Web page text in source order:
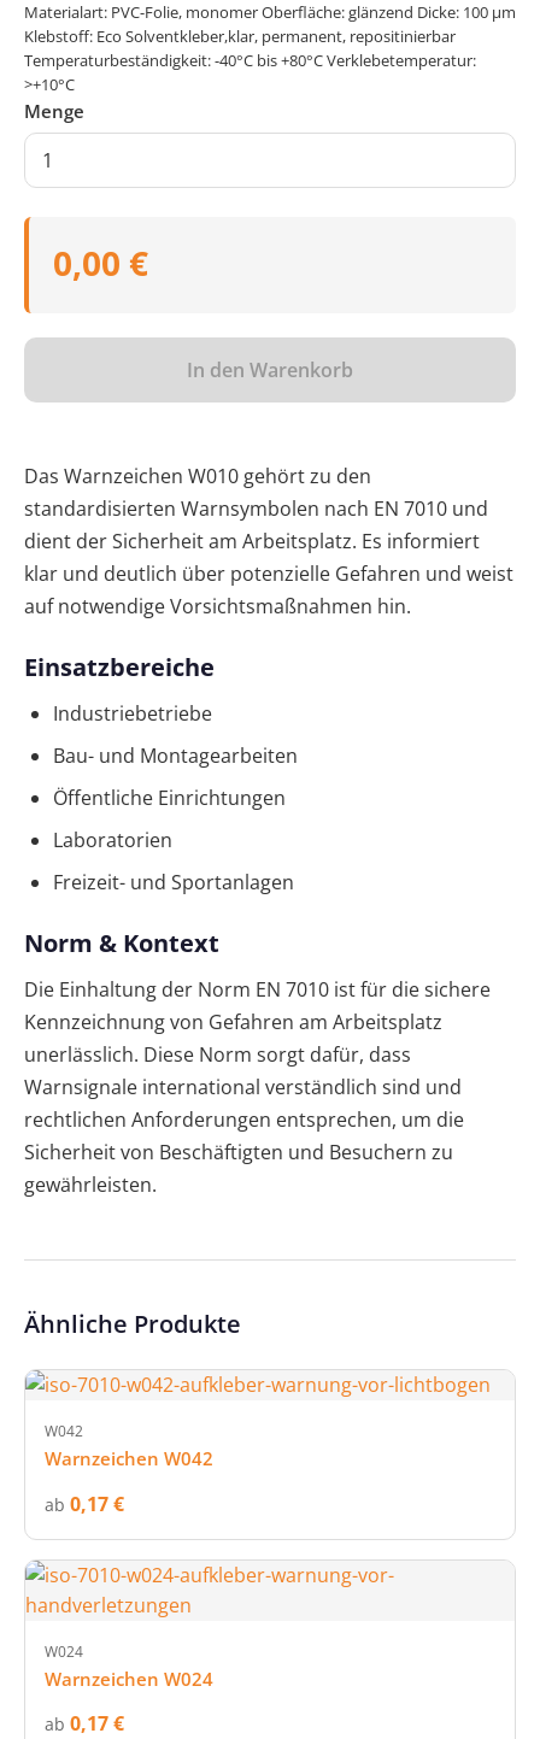
Materialart: PVC-Folie, monomer Oberfläche: glänzend Dicke: 100 μm
Klebstoff: Eco Solventkleber,klar, permanent, repositinierbar
Temperaturbeständigkeit: -40°C bis +80°C Verklebetemperatur:
>+10°C
Menge
0,00 €
In den Warenkorb
Das Warnzeichen W010 gehört zu den
standardisierten Warnsymbolen nach EN 7010 und
dient der Sicherheit am Arbeitsplatz. Es informiert
klar und deutlich über potenzielle Gefahren und weist
auf notwendige Vorsichtsmaßnahmen hin.
Einsatzbereiche
Industriebetriebe
Bau- und Montagearbeiten
Öffentliche Einrichtungen
Laboratorien
Freizeit- und Sportanlagen
Norm & Kontext
Die Einhaltung der Norm EN 7010 ist für die sichere
Kennzeichnung von Gefahren am Arbeitsplatz
unerlässlich. Diese Norm sorgt dafür, dass
Warnsignale international verständlich sind und
rechtlichen Anforderungen entsprechen, um die
Sicherheit von Beschäftigten und Besuchern zu
gewährleisten.
Ähnliche Produkte
W042
Warnzeichen W042
ab 0,17 €
W024
Warnzeichen W024
ab 0,17 €